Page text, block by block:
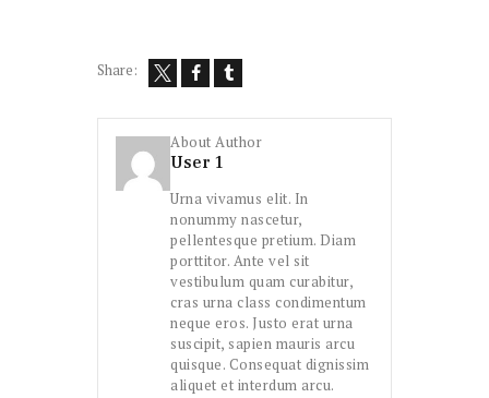
Share:
About Author
User 1
Urna vivamus elit. In
nonummy nascetur,
pellentesque pretium. Diam
porttitor. Ante vel sit
vestibulum quam curabitur,
cras urna class condimentum
neque eros. Justo erat urna
suscipit, sapien mauris arcu
quisque. Consequat dignissim
aliquet et interdum arcu.